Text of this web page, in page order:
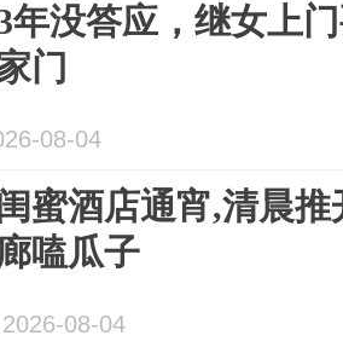
年没答应，继女上
门
08-04
蜜酒店通宵,清晨
嗑瓜子
08-04